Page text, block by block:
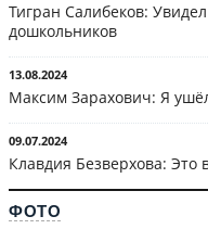
Тигран Салибеков:
дошкольников
13.08.2024
Максим Зарахович: Я
09.07.2024
Клавдия Безверхова: Это
ФОТО